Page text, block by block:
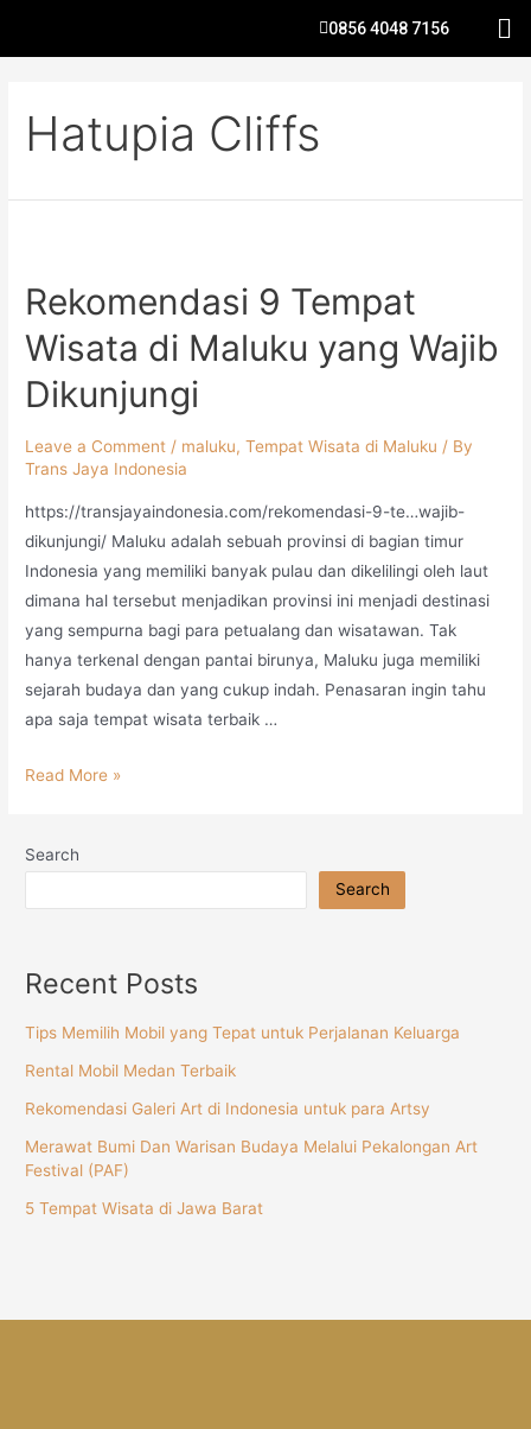
0856 4048 7156
Hatupia Cliffs
Rekomendasi 9 Tempat
Wisata di Maluku yang Wajib
Dikunjungi
Leave a Comment / maluku,Tempat Wisata di Maluku / By
Trans Jaya Indonesia
https://transjayaindonesia.com/rekomendasi-9-te…wajib-
dikunjungi/ Maluku adalah sebuah provinsi di bagian timur
Indonesia yang memiliki banyak pulau dan dikelilingi oleh laut
dimana hal tersebut menjadikan provinsi ini menjadi destinasi
yang sempurna bagi para petualang dan wisatawan. Tak
hanya terkenal dengan pantai birunya, Maluku juga memiliki
sejarah budaya dan yang cukup indah. Penasaran ingin tahu
apa saja tempat wisata terbaik …
Read More »
Search
Search
Recent Posts
Tips Memilih Mobil yang Tepat untuk Perjalanan Keluarga
Rental Mobil Medan Terbaik
Rekomendasi Galeri Art di Indonesia untuk para Artsy
Merawat Bumi Dan Warisan Budaya Melalui Pekalongan Art
Festival (PAF)
5 Tempat Wisata di Jawa Barat